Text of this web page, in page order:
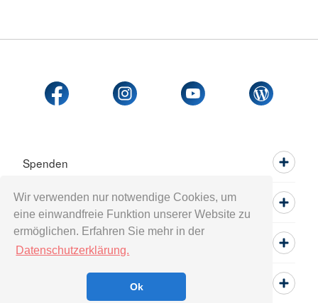
Wir verwenden nur notwendige Cookies, um
eine einwandfreie Funktion unserer Website zu
ermöglichen. Erfahren Sie mehr in der
Datenschutzerklärung.
Ok
Spenden
Mitwirken
Informieren